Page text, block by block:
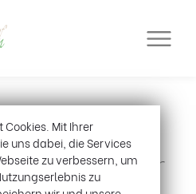
Abenteuer
Mit Ihrer
uns dabei, die Services
zu verbessern, um
zu